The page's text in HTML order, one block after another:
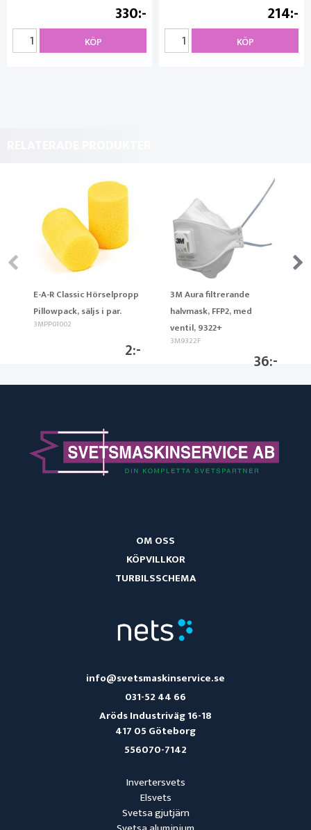
330
KÖP
214
KÖP
E-A-R Classic Hörselpropp
Pillowpack, säljs i par.
3MPP01002
2
3M Aura filtrerande
halvmask, FFP2, med
ventil, 9322+
3M9322F
36
Invertersvets
Elsvets
Svetsa gjutjärn
info@svetsmaskinservice.se
031-52 44 66
Aröds Industriväg 16-18
417 05 Göteborg
556070-7142
OM OSS
KÖPVILLKOR
TURBILSSCHEMA